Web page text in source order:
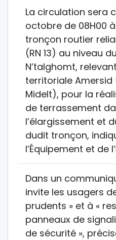
La circulation sera
octobre de 08H00 à
tronçon routier
(RN 13) au niveau
N’talghomt,
territoriale Amersid
Midelt), pour la
de terrassement
l’élargissement et
dudit tronçon,
l’Équipement et de
Dans un
invite les usagers
prudents » et à «
panneaux de
de sécurité »,